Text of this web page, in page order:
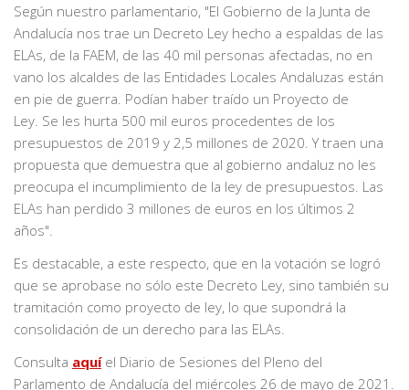
Según nuestro parlamentario, "El Gobierno de la Junta de
Andalucía nos trae un Decreto Ley hecho a espaldas de las
ELAs, de la FAEM, de las 40 mil personas afectadas, no en
vano los alcaldes de las Entidades Locales Andaluzas están
en pie de guerra. Podían haber traído un Proyecto de
Ley. Se les hurta 500 mil euros procedentes de los
presupuestos de 2019 y 2,5 millones de 2020. Y traen una
propuesta que demuestra que al gobierno andaluz no les
preocupa el incumplimiento de la ley de presupuestos. Las
ELAs han perdido 3 millones de euros en los últimos 2
años".
Es destacable, a este respecto, que en la votación se logró
que se aprobase no sólo este Decreto Ley, sino también su
tramitación como proyecto de ley, lo que supondrá la
consolidación de un derecho para las ELAs.
Consulta aquíel Diario de Sesiones del Pleno del
Parlamento de Andalucía del miércoles 26 de mayo de 2021.